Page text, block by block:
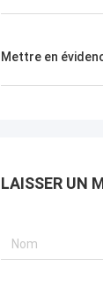
Mettre en
LAISSER UN